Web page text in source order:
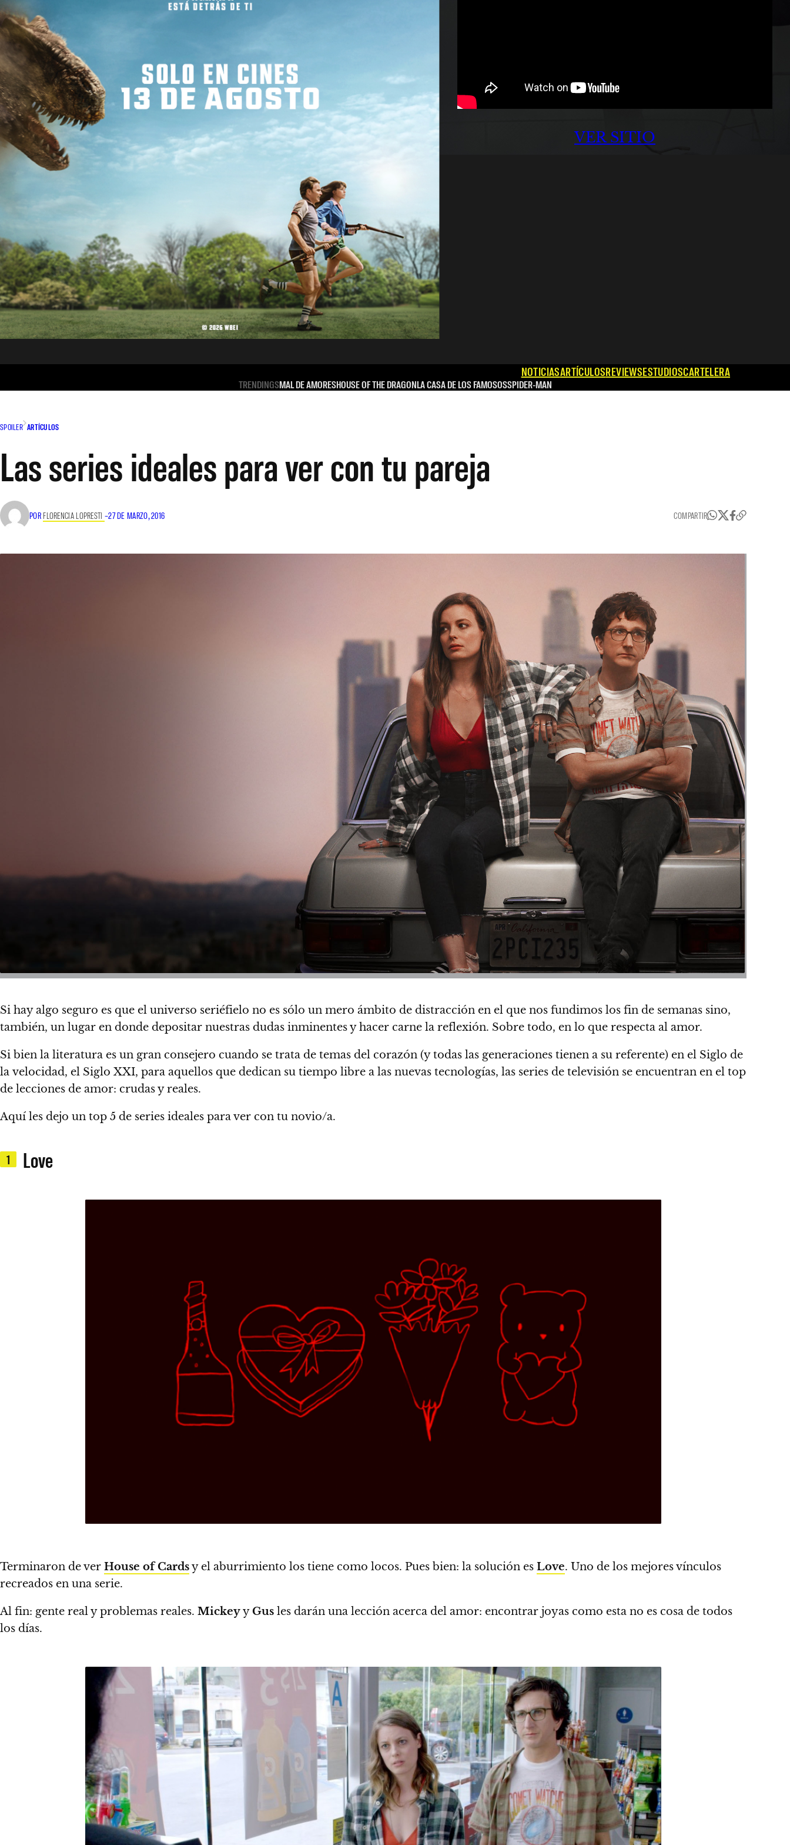
VER SITIO
NOTICIASARTÍCULOSREVIEWSESTUDIOSCARTELERA
TRENDINGSMAL DE AMORESHOUSE OF THE DRAGONLA CASA DE LOS FAMOSOSSPIDER-MAN
SPOILER ARTÍCULOS
Las series ideales para ver con tu pareja
POR FLORENCIA LOPRESTI –27 DE MARZO, 2016 COMPARTIR
Si hay algo seguro es que el universo seriéfielo no es sólo un mero ámbito de distracción en el que nos fundimos los fin de semanas sino,
también, un lugar en donde depositar nuestras dudas inminentes y hacer carne la reflexión. Sobre todo, en lo que respecta al amor.
Si bien la literatura es un gran consejero cuando se trata de temas del corazón (y todas las generaciones tienen a su referente) en el Siglo de
la velocidad, el Siglo XXI, para aquellos que dedican su tiempo libre a las nuevas tecnologías, las series de televisión se encuentran en el top
de lecciones de amor: crudas y reales.
Aquí les dejo un top 5 de series ideales para ver con tu novio/a.
1 Love
Terminaron de ver House of Cardsy el aburrimiento los tiene como locos. Pues bien: la solución es Love. Uno de los mejores vínculos
recreados en una serie.
Al fin: gente real y problemas reales. MickeyyGus les darán una lección acerca del amor: encontrar joyas como esta no es cosa de todos
los días.